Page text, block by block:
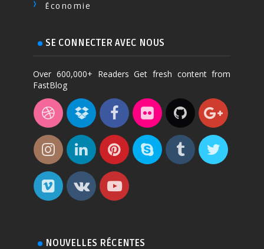
Économie
SE CONNECTER AVEC NOUS
Over 600,000+ Readers Get fresh content from
FastBlog
NOUVELLES RÉCENTES